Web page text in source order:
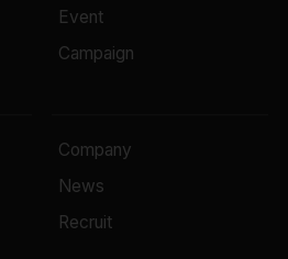
Event
Campaign
Company
News
Recruit